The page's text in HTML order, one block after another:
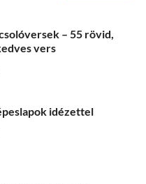
– 55 rövid,
vers
idézettel